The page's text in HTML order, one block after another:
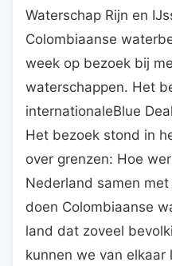
Waterschap Rijn en
Colombiaanse
week op bezoek bij
waterschappen. Het
internationaleBlue
Het bezoek stond in
over grenzen: Hoe
Nederland samen
doen Colombiaanse
land dat zoveel
kunnen we van elkaar